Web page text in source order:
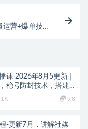
运营+爆单技
课-2026年8月5更新｜
稳号防封技术，搭建
9.8
-更新7月，讲解社媒